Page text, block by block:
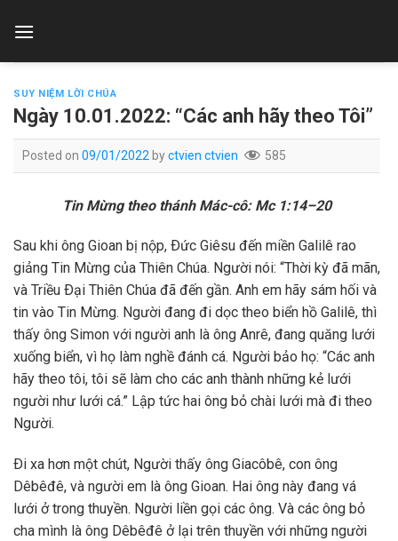
SUY NIỆM LỜI CHÚA
Ngày 10.01.2022: “Các anh hãy theo Tôi”
Posted on 09/01/2022 byctvien ctvien 585
Tin Mừng theo thánh Mác-cô: Mc 1:14–20
Sau khi ông Gioan bị nộp, Ðức Giêsu đến miền Galilê rao
giảng Tin Mừng của Thiên Chúa. Người nói: “Thời kỳ đã mãn,
và Triều Ðại Thiên Chúa đã đến gần. Anh em hãy sám hối và
tin vào Tin Mừng. Người đang đi dọc theo biển hồ Galilê, thì
thấy ông Simon với người anh là ông Anrê, đang quăng lưới
xuống biển, vì họ làm nghề đánh cá. Người bảo họ: “Các anh
hãy theo tôi, tôi sẽ làm cho các anh thành những kẻ lưới
người như lưới cá.” Lập tức hai ông bỏ chài lưới mà đi theo
Người.
Ði xa hơn một chút, Người thấy ông Giacôbê, con ông
Dêbêđê, và người em là ông Gioan. Hai ông này đang vá
lưới ở trong thuyền. Người liền gọi các ông. Và các ông bỏ
cha mình là ông Dêbêđê ở lại trên thuyền với những người